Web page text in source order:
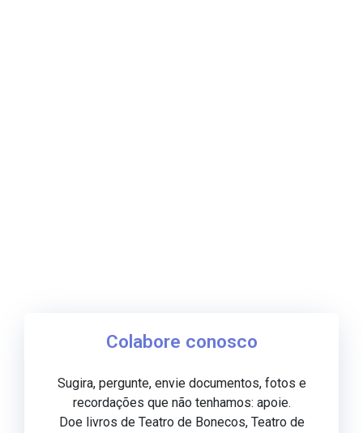
Colabore conosco
Sugira, pergunte, envie documentos, fotos e
recordações que não tenhamos: apoie.
Doe livros de Teatro de Bonecos, Teatro de